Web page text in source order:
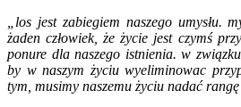
„los jest zabiegiem naszego umysłu.
żaden człowiek, że życie jest czymś
ponure dla naszego istnienia. w
by w naszym życiu wyeliminowac
tym, musimy naszemu życiu nadać